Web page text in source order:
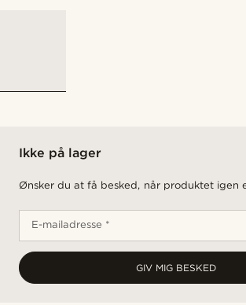
Ikke på lager
Ønsker du at få besked, når produktet igen
E-mailadresse *
GIV MIG BESKED